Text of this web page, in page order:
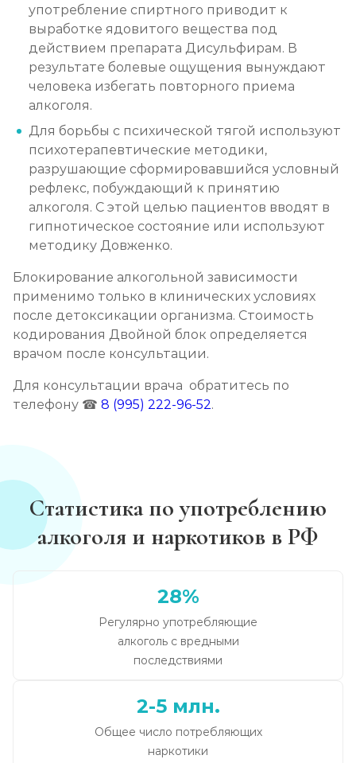
Лечение подросткового алкоголизма
от 3 200 ₽ Записаться
Социализация алкоголиков
от 750 ₽ Записаться
употребление спиртного приводит к
выработке ядовитого вещества под
действием препарата Дисульфирам. В
результате болевые ощущения вынуждают
человека избегать повторного приема
алкоголя.
Для борьбы с психической тягой используют
психотерапевтические методики,
разрушающие сформировавшийся условный
рефлекс, побуждающий к принятию
алкоголя. С этой целью пациентов вводят в
гипнотическое состояние или используют
методику Довженко.
Блокирование алкогольной зависимости
применимо только в клинических условиях
после детоксикации организма. Стоимость
кодирования Двойной блок определяется
врачом после консультации.
Для консультации врача обратитесь по
телефону ☎ 8 (995) 222-96-52.
Статистика по употреблению
алкоголя и наркотиков в РФ
28%
Регулярно употребляющие
алкоголь с вредными
последствиями
2-5 млн.
Общее число потребляющих
наркотики